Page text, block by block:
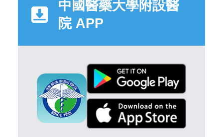
中國醫藥大學附設醫
院 APP